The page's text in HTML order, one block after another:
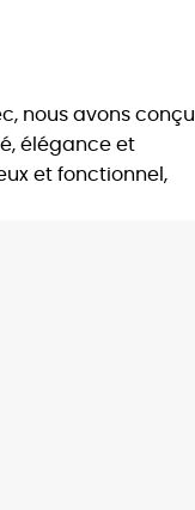
nous avons conçu
élégance et
et fonctionnel,